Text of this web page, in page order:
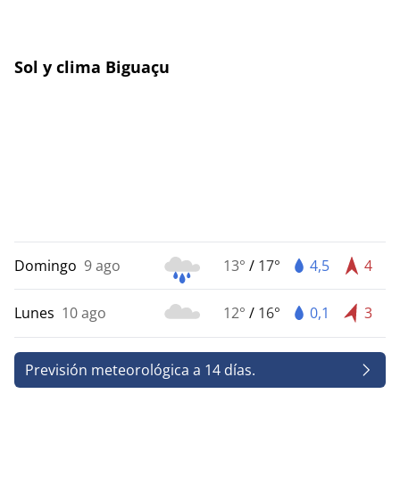
Sol y clima Biguaçu
Domingo 9 ago 13° / 17° 4,5 4
Lunes 10 ago 12° / 16° 0,1 3
Previsión meteorológica a 14 días.